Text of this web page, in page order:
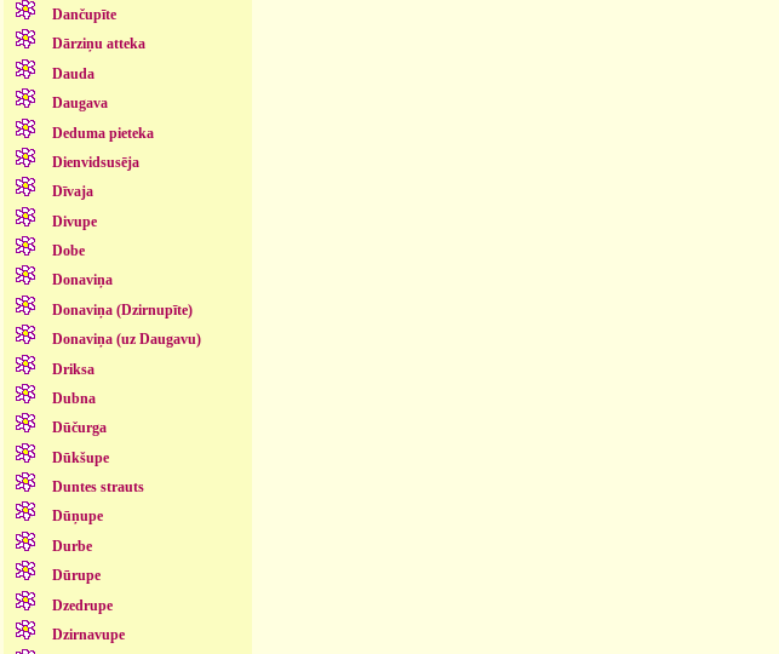
Dančupīte
Dārziņu atteka
Dauda
Daugava
Deduma pieteka
Dienvidsusēja
Dīvaja
Divupe
Dobe
Donaviņa
Donaviņa (Dzirnupīte)
Donaviņa (uz Daugavu)
Driksa
Dubna
Dūčurga
Dūkšupe
Duntes strauts
Dūņupe
Durbe
Dūrupe
Dzedrupe
Dzirnavupe